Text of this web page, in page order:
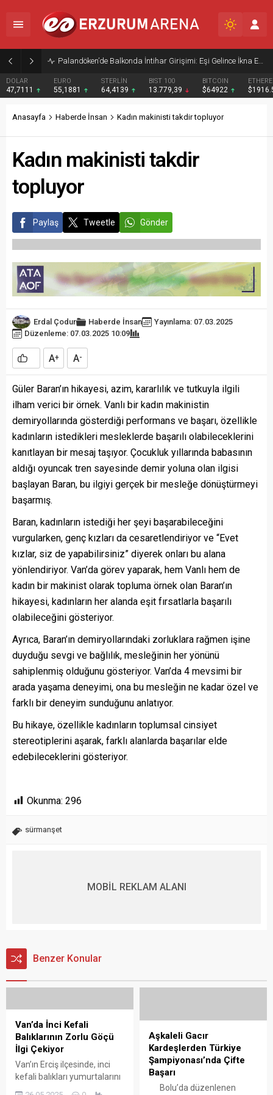
Palandöken’de Balkonda İntihar Girişimi: Eşi Gelince İkna Edildi
DOLAR
47,7111
EURO
55,1881
STERLİN
64,4139
BIST 100
13.779,39
BITCOIN
$64922
Anasayfa Haberde İnsan Kadın makinisti takdir topluyor
Kadın makinisti takdir
topluyor
Paylaş Tweetle Gönder
Erdal Çodur Haberde İnsan
Yayınlama: 07.03.2025
Düzenleme: 07.03.2025 10:09
A+ A-
Güler Baran’ın hikayesi, azim, kararlılık ve tutkuyla ilgili
ilham verici bir örnek. Vanlı bir kadın makinistin
demiryollarında gösterdiği performans ve başarı, özellikle
kadınların istedikleri mesleklerde başarılı olabileceklerini
kanıtlayan bir mesaj taşıyor. Çocukluk yıllarında babasının
aldığı oyuncak tren sayesinde demir yoluna olan ilgisi
başlayan Baran, bu ilgiyi gerçek bir mesleğe dönüştürmeyi
başarmış.
Baran, kadınların istediği her şeyi başarabileceğini
vurgularken, genç kızları da cesaretlendiriyor ve “Evet
kızlar, siz de yapabilirsiniz” diyerek onları bu alana
yönlendiriyor. Van’da görev yaparak, hem Vanlı hem de
kadın bir makinist olarak topluma örnek olan Baran’ın
hikayesi, kadınların her alanda eşit fırsatlarla başarılı
olabileceğini gösteriyor.
Ayrıca, Baran’ın demiryollarındaki zorluklara rağmen işine
duyduğu sevgi ve bağlılık, mesleğinin her yönünü
sahiplenmiş olduğunu gösteriyor. Van’da 4 mevsimi bir
arada yaşama deneyimi, ona bu mesleğin ne kadar özel ve
farklı bir deneyim sunduğunu anlatıyor.
Bu hikaye, özellikle kadınların toplumsal cinsiyet
stereotiplerini aşarak, farklı alanlarda başarılar elde
edebileceklerini gösteriyor.
Okunma: 296
sürmanşet
MOBİL REKLAM ALANI
Benzer Konular
Van’da İnci Kefali
Balıklarının Zorlu Göçü
İlgi Çekiyor
Van’ın Erciş ilçesinde, inci
kefali balıkları yumurtalarını
Aşkaleli Gacır
Kardeşlerden Türkiye
Şampiyonası’nda Çifte
Başarı
Bolu’da düzenlenen